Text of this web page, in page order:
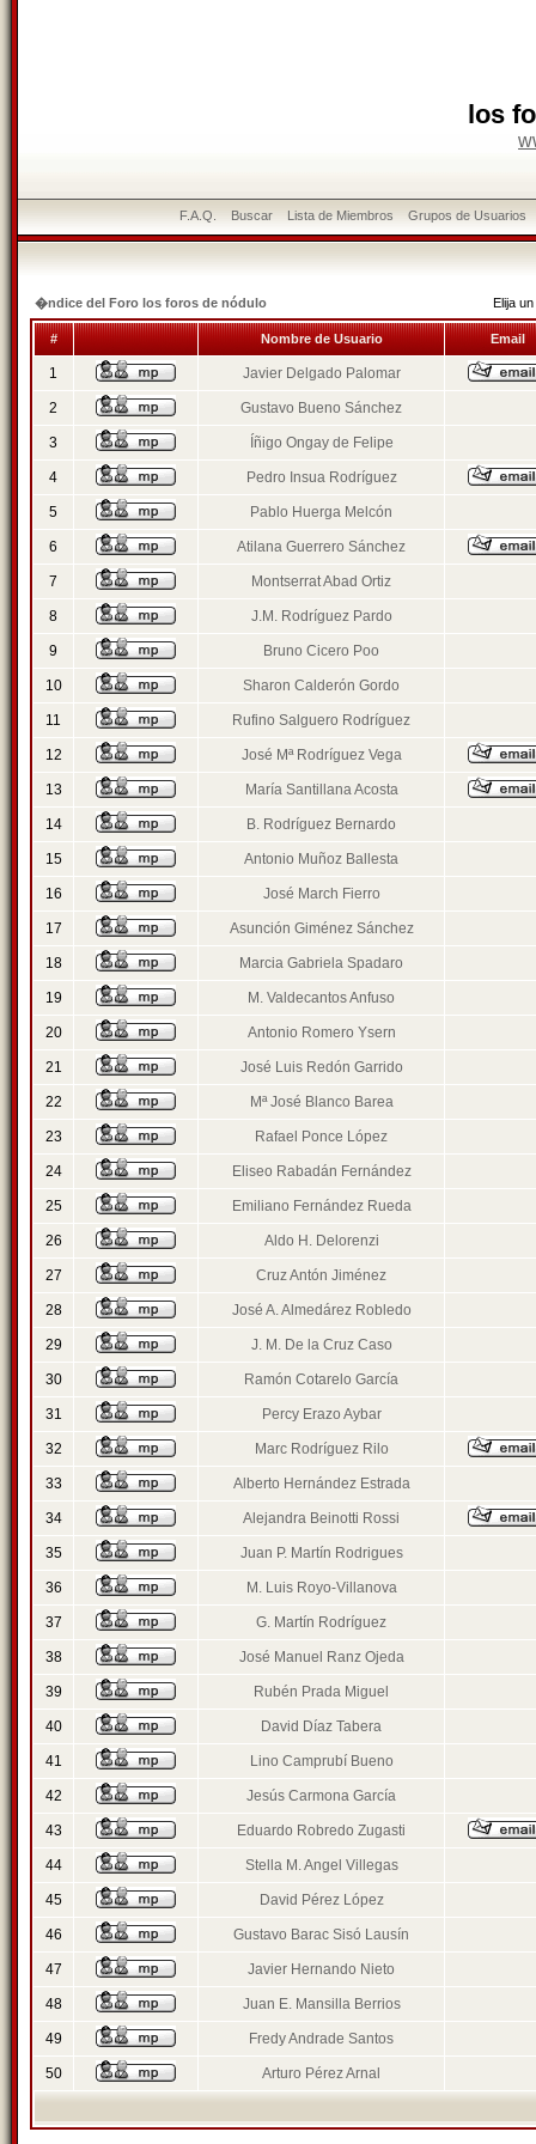
los
F.A.Q. Buscar Lista de Miembros Grupos de Usuarios
�ndice del Foro los foros de nódulo Elija
# Nombre de Usuario Email
1 Javier Delgado Palomar
2 Gustavo Bueno Sánchez
3 Íñigo Ongay de Felipe
4 Pedro Insua Rodríguez
5 Pablo Huerga Melcón
6 Atilana Guerrero Sánchez
7 Montserrat Abad Ortiz
8 J.M. Rodríguez Pardo
9 Bruno Cicero Poo
10 Sharon Calderón Gordo
11 Rufino Salguero Rodríguez
12 José Mª Rodríguez Vega
13 María Santillana Acosta
14 B. Rodríguez Bernardo
15 Antonio Muñoz Ballesta
16 José March Fierro
17 Asunción Giménez Sánchez
18 Marcia Gabriela Spadaro
19 M. Valdecantos Anfuso
20 Antonio Romero Ysern
21 José Luis Redón Garrido
22 Mª José Blanco Barea
23 Rafael Ponce López
24 Eliseo Rabadán Fernández
25 Emiliano Fernández Rueda
26 Aldo H. Delorenzi
27 Cruz Antón Jiménez
28 José A. Almedárez Robledo
29 J. M. De la Cruz Caso
30 Ramón Cotarelo García
31 Percy Erazo Aybar
32 Marc Rodríguez Rilo
33 Alberto Hernández Estrada
34 Alejandra Beinotti Rossi
35 Juan P. Martín Rodrigues
36 M. Luis Royo-Villanova
37 G. Martín Rodríguez
38 José Manuel Ranz Ojeda
39 Rubén Prada Miguel
40 David Díaz Tabera
41 Lino Camprubí Bueno
42 Jesús Carmona García
43 Eduardo Robredo Zugasti
44 Stella M. Angel Villegas
45 David Pérez López
46 Gustavo Barac Sisó Lausín
47 Javier Hernando Nieto
48 Juan E. Mansilla Berrios
49 Fredy Andrade Santos
50 Arturo Pérez Arnal